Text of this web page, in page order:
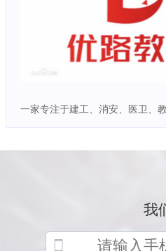
一家专注于建工、消安、医卫、